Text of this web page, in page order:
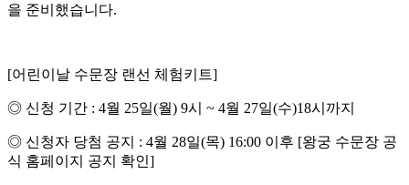
을 준비했습니다.
[어린이날 수문장 랜선 체험키트]
◎ 신청 기간 : 4월 25일(월) 9시 ~ 4월 27일(수)18시까지
◎ 신청자 당첨 공지 : 4월 28일(목) 16:00 이후 [왕궁 수문장 공
식 홈페이지 공지 확인]